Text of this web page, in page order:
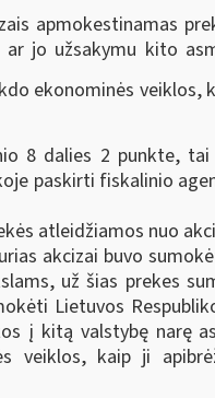
apmokestinamas
jo užsakymu kito
ekonominės veiklos,
8 dalies 2 punkte,
paskirti fiskalinio
atleidžiamos nuo
akcizai buvo
už šias prekes
Lietuvos
į kitą valstybę narę
veiklos, kaip ji